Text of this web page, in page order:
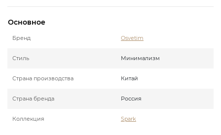
Основное
Бренд Osvetim
Стиль Минимализм
Страна производства Китай
Страна бренда Россия
Коллекция Spark